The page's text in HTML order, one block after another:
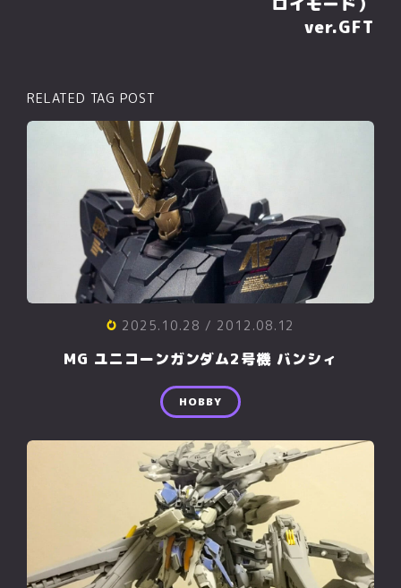
ver.GFT
RELATED TAG POST
2025.10.28 / 2012.08.12
MG ユニコーンガンダム2号機 バンシィ
HOBBY